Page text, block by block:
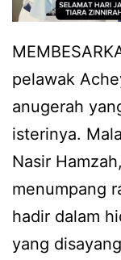
pelawak
anugerah
isterinya.
Nasir
menumpang
hadir dalam
yang